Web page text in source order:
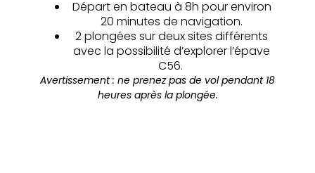
Départ en bateau à 8h pour environ
20 minutes de navigation.
2 plongées sur deux sites différents
avec la possibilité d’explorer l’épave
C56.
Avertissement : ne prenez pas de vol pendant 18
heures après la plongée.